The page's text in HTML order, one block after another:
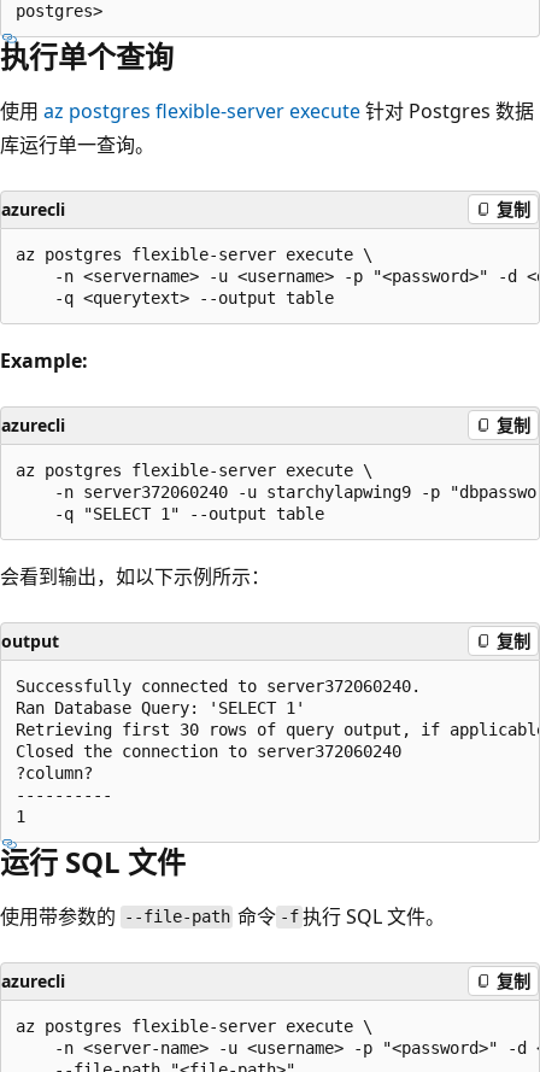
执行单个查询
使用 az postgres flexible-server execute针对 Postgres 数据
库运行单一查询。
azurecli 复制
az postgres flexible-server execute \
-n <servername> -u <username> -p "<password>" -d
Example:
azurecli 复制
az postgres flexible-server execute \
-n server372060240 -u starchylapwing9 -p
会看到输出，如以下示例所示：
output 复制
Successfully connected to server372060240.
Ran Database Query: 'SELECT 1'
Retrieving first 30 rows of query output, if
Closed the connection to server372060240
?column?
----------
运行 SQL 文件
使用带参数的 --file-path 命令 -f执行 SQL 文件。
azurecli 复制
az postgres flexible-server execute \
-n <server-name> -u <username> -p "<password>" -d